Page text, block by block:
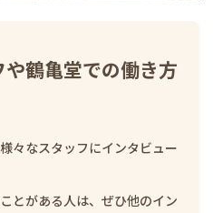
鶴亀堂での働き方
々なスタッフにインタビュー
とがある人は、ぜひ他のイン